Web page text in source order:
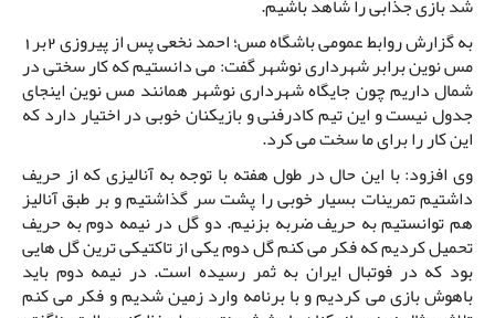
به گزارش روابط عمومی باشگاه مس؛ احمد نخعی پس از پیروزی 2بر1
مس نوین برابر شهرداری نوشهر گفت: می دانستیم که کار سختی در
شمال داریم چون جایگاه شهرداری نوشهر همانند مس نوین اینجای
جدول نیست و این تیم کادرفنی و بازیکنان خوبی در اختیار دارد که
این کار را برای ما سخت می کرد.
وی افزود: با این حال در طول هفته با توجه به آنالیزی که از حریف
داشتیم تمرینات بسیار خوبی را پشت سر گذاشتیم و بر طبق آنالیز
هم توانستیم به حریف ضربه بزنیم. دو گل در نیمه دوم به حریف
تحمیل کردیم که فکر می کنم گل دوم یکی از تاکتیکی ترین گل هایی
بود که در فوتبال ایران به ثمر رسیده است. در نیمه دوم باید
باهوش بازی می کردیم و با برنامه وارد زمین شدیم و فکر می کنم